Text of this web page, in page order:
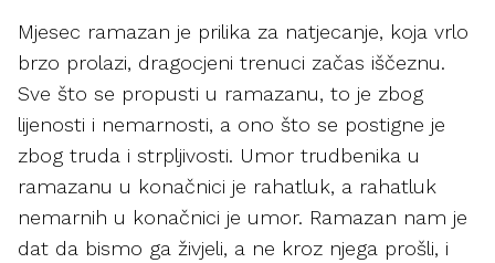
Mjesec ramazan je prilika za natjecanje, koja vrlo
brzo prolazi, dragocjeni trenuci začas iščeznu.
Sve što se propusti u ramazanu, to je zbog
lijenosti i nemarnosti, a ono što se postigne je
zbog truda i strpljivosti. Umor trudbenika u
ramazanu u konačnici je rahatluk, a rahatluk
nemarnih u konačnici je umor. Ramazan nam je
dat da bismo ga živjeli, a ne kroz njega prošli, i